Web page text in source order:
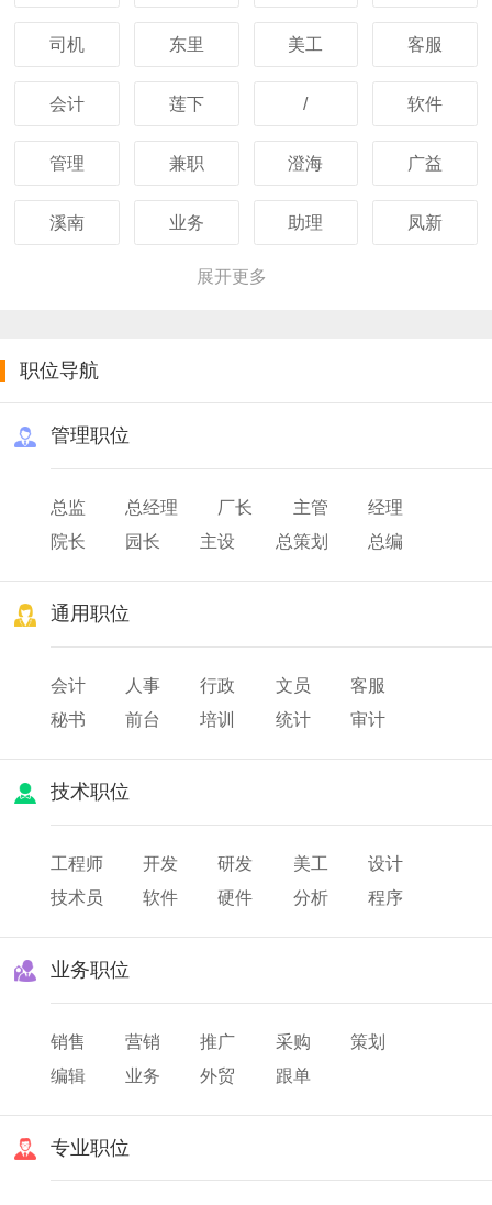
司机 东里 美工 客服
会计 莲下 / 软件
管理 兼职 澄海 广益
溪南 业务 助理 凤新
展开更多
职位导航
管理职位
总监 总经理 厂长 主管
经理
院长
园长 主设 总策划
总编
通用职位
会计 人事 行政 文员
客服
秘书
前台 培训 统计
审计
技术职位
工程师 开发 研发 美工
设计
技术员
软件 硬件 分析 程序
业务职位
销售 营销 推广 采购
策划
编辑
业务 外贸 跟单
专业职位